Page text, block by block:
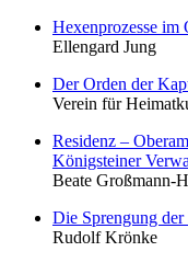
Hexenprozesse im
Ellengard Jung
Der Orden der
Verein für
Residenz –
Königsteiner
Beate Großmann-
Die Sprengung
Rudolf Krönke